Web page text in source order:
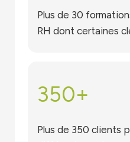
Plus de 30
RH dont certaines
350+
Plus de 350 clients